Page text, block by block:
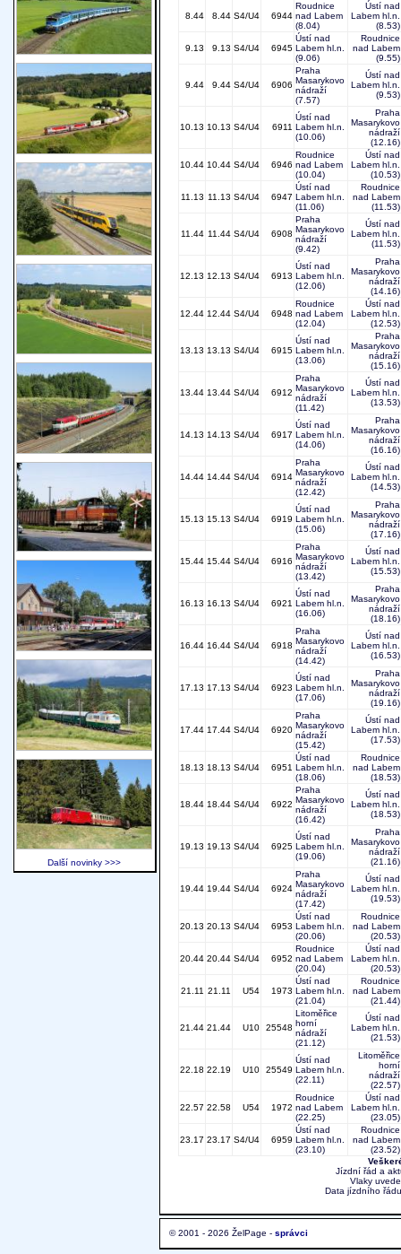
8.44 8.44 S4/U4 6944
Roudnice
nad Labem
(8.04)
Ústí nad
Labem hl.n.
(8.53)
9.13 9.13 S4/U4 6945
Ústí nad
Labem hl.n.
(9.06)
Roudnice
nad Labem
(9.55)
9.44 9.44 S4/U4 6906
Praha
Masarykovo
nádraží
(7.57)
Ústí nad
Labem hl.n.
(9.53)
10.13 10.13 S4/U4 6911
Ústí nad
Labem hl.n.
(10.06)
Praha
Masarykovo
nádraží
(12.16)
10.44 10.44 S4/U4 6946
Roudnice
nad Labem
(10.04)
Ústí nad
Labem hl.n.
(10.53)
11.13 11.13 S4/U4 6947
Ústí nad
Labem hl.n.
(11.06)
Roudnice
nad Labem
(11.53)
11.44 11.44 S4/U4 6908
Praha
Masarykovo
nádraží
(9.42)
Ústí nad
Labem hl.n.
(11.53)
12.13 12.13 S4/U4 6913
Ústí nad
Labem hl.n.
(12.06)
Praha
Masarykovo
nádraží
(14.16)
12.44 12.44 S4/U4 6948
Roudnice
nad Labem
(12.04)
Ústí nad
Labem hl.n.
(12.53)
13.13 13.13 S4/U4 6915
Ústí nad
Labem hl.n.
(13.06)
Praha
Masarykovo
nádraží
(15.16)
13.44 13.44 S4/U4 6912
Praha
Masarykovo
nádraží
(11.42)
Ústí nad
Labem hl.n.
(13.53)
14.13 14.13 S4/U4 6917
Ústí nad
Labem hl.n.
(14.06)
Praha
Masarykovo
nádraží
(16.16)
14.44 14.44 S4/U4 6914
Praha
Masarykovo
nádraží
(12.42)
Ústí nad
Labem hl.n.
(14.53)
15.13 15.13 S4/U4 6919
Ústí nad
Labem hl.n.
(15.06)
Praha
Masarykovo
nádraží
(17.16)
15.44 15.44 S4/U4 6916
Praha
Masarykovo
nádraží
(13.42)
Ústí nad
Labem hl.n.
(15.53)
16.13 16.13 S4/U4 6921
Ústí nad
Labem hl.n.
(16.06)
Praha
Masarykovo
nádraží
(18.16)
16.44 16.44 S4/U4 6918
Praha
Masarykovo
nádraží
(14.42)
Ústí nad
Labem hl.n.
(16.53)
17.13 17.13 S4/U4 6923
Ústí nad
Labem hl.n.
(17.06)
Praha
Masarykovo
nádraží
(19.16)
17.44 17.44 S4/U4 6920
Praha
Masarykovo
nádraží
(15.42)
Ústí nad
Labem hl.n.
(17.53)
18.13 18.13 S4/U4 6951
Ústí nad
Labem hl.n.
(18.06)
Roudnice
nad Labem
(18.53)
18.44 18.44 S4/U4 6922
Praha
Masarykovo
nádraží
(16.42)
Ústí nad
Labem hl.n.
(18.53)
19.13 19.13 S4/U4 6925
Ústí nad
Labem hl.n.
(19.06)
Praha
Masarykovo
nádraží
(21.16)
19.44 19.44 S4/U4 6924
Praha
Masarykovo
nádraží
(17.42)
Ústí nad
Labem hl.n.
(19.53)
20.13 20.13 S4/U4 6953
Ústí nad
Labem hl.n.
(20.06)
Roudnice
nad Labem
(20.53)
20.44 20.44 S4/U4 6952
Roudnice
nad Labem
(20.04)
Ústí nad
Labem hl.n.
(20.53)
21.11 21.11 U54 1973
Ústí nad
Labem hl.n.
(21.04)
Roudnice
nad Labem
(21.44)
21.44 21.44 U10 25548
Litoměřice
horní
nádraží
(21.12)
Ústí nad
Labem hl.n.
(21.53)
22.18 22.19 U10 25549
Ústí nad
Labem hl.n.
(22.11)
Litoměřice
horní
nádraží
(22.57)
22.57 22.58 U54 1972
Roudnice
nad Labem
(22.25)
Ústí nad
Labem hl.n.
(23.05)
23.17 23.17 S4/U4 6959
Ústí nad
Labem hl.n.
(23.10)
Roudnice
nad Labem
(23.52)
Jízdní řád a
Vlaky
Data jízdního
© 2001 - 2026 ŽelPage - správci
Další novinky >>>